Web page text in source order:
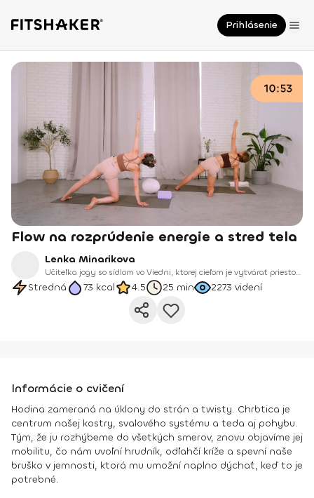
Prihlásenie
Flow na rozprúdenie energie a stred tela
Lenka Minarikova
Učiteľka jogy so sídlom vo Viedni, ktorej cieľom je vytvárať priestor, kde sa môžeme cítiť živí, prítomní a prepojení.
Stredná 73 kcal 4.5 25 min 2273 videní
Informácie o cvičení
Hodina zameraná na úklony do strán a twisty. Chrbtica je
centrum našej kostry, svalového systému a teda aj pohybu.
Tým, že ju rozhýbeme do všetkých smerov, znovu objavíme jej
mobilitu, čo nám uvoľní hrudník, odľahčí kríže a spevní naše
bruško v jemnosti, ktorá mu umožní naplno dýchať, keď to je
potrebné.